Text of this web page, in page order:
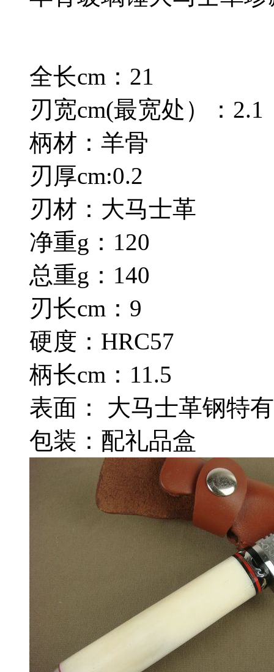
全长cm：21
刃宽cm(最宽处）：2.1
柄材：羊骨
刃厚cm:0.2
刃材：大马士革
净重g：120
总重g：140
刃长cm：9
硬度：HRC57
柄长cm：11.5
表面： 大马士革钢特
包装：配礼品盒